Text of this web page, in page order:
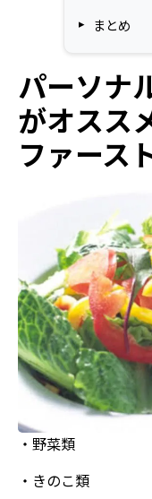
まとめ
パーソナ
がオスス
ファース
・野菜類
・きのこ類